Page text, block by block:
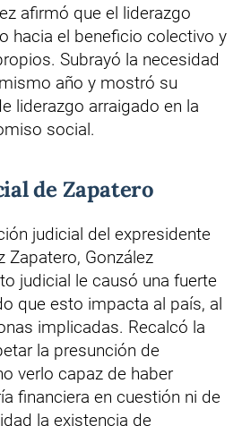
afirmó que el liderazgo
hacia el beneficio colectivo y
Subrayó la necesidad
año y mostró su
liderazgo arraigado en la
social.
de Zapatero
judicial del expresidente
Zapatero, González
judicial le causó una fuerte
que esto impacta al país, al
implicadas. Recalcó la
la presunción de
verlo capaz de haber
financiera en cuestión ni de
la existencia de